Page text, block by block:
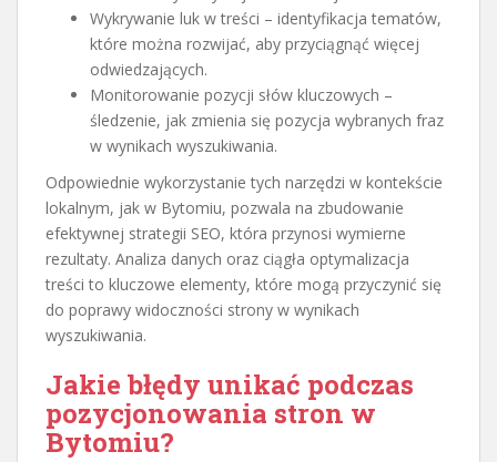
Wykrywanie luk w treści – identyfikacja tematów,
które można rozwijać, aby przyciągnąć więcej
odwiedzających.
Monitorowanie pozycji słów kluczowych –
śledzenie, jak zmienia się pozycja wybranych fraz
w wynikach wyszukiwania.
Odpowiednie wykorzystanie tych narzędzi w kontekście
lokalnym, jak w Bytomiu, pozwala na zbudowanie
efektywnej strategii SEO, która przynosi wymierne
rezultaty. Analiza danych oraz ciągła optymalizacja
treści to kluczowe elementy, które mogą przyczynić się
do poprawy widoczności strony w wynikach
wyszukiwania.
Jakie błędy unikać podczas
pozycjonowania stron w
Bytomiu?